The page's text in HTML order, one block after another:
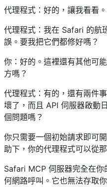
代理程式：好的，讓我看看。
代理程式：我在 Safari 的航
誤。要我把它們都修好嗎？
你：好的。這裡還有其他可
方嗎？
代理程式：有的，還有兩件
壞了，而且 API 伺服器啟動
個問題嗎？
你只需要一個初始請求即可
助下，你的代理程式可以從
Safari MCP 伺服器完全在
何網路呼叫。它也無法存取